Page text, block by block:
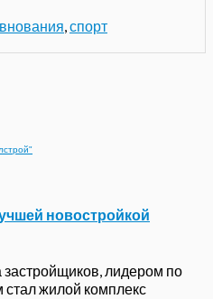
спорт
новостройкой
лидером по
стал жилой комплекс